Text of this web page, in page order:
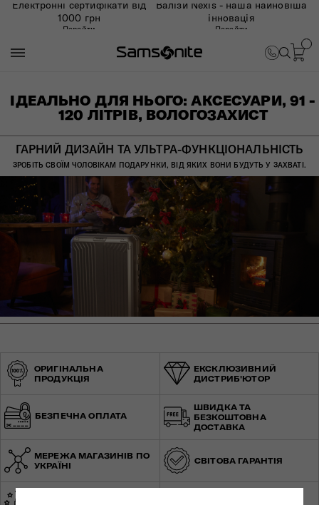
Електронні сертифікати від
1000 грн
Перейти
Валізи Nexis - наша найновіша
інновація
Перейти
ІДЕАЛЬНО ДЛЯ НЬОГО: АКСЕСУАРИ, 91 -
120 ЛІТРІВ, ВОЛОГОЗАХИСТ
ГАРНИЙ ДИЗАЙН ТА УЛЬТРА-ФУНКЦІОНАЛЬНІСТЬ
ЗРОБІТЬ СВОЇМ ЧОЛОВІКАМ ПОДАРУНКИ, ВІД ЯКИХ ВОНИ БУДУТЬ У ЗАХВАТІ.​
ОРИГІНАЛЬНА
ПРОДУКЦІЯ
ЕКСКЛЮЗИВНИЙ
ДИСТРИБ'ЮТОР
БЕЗПЕЧНА ОПЛАТА
ШВИДКА ТА
БЕЗКОШТОВНА
ДОСТАВКА
МЕРЕЖА МАГАЗИНІВ ПО
УКРАЇНІ
СВІТОВА ГАРАНТІЯ